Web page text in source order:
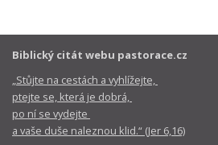
Biblický citát webu pastorace.cz
„Stůjte na cestách a vyhlížejte,
ptejte se, která je dobrá,
po ní se vydejte
a vaše duše naleznou klid.“ (Jer 6,16)